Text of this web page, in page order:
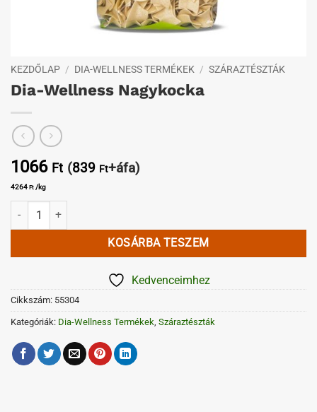
KEZDŐLAP / DIA-WELLNESS TERMÉKEK / SZÁRAZTÉSZTÁK
Dia-Wellness Nagykocka
1066 Ft (839 Ft+áfa)
4264 Ft /kg
Dia-Wellness Nagykocka mennyiség
KOSÁRBA TESZEM
Kedvenceimhez
Cikkszám: 55304
Kategóriák: Dia-Wellness Termékek, Száraztészták